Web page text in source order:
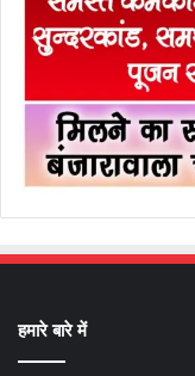
हमारे बारे में